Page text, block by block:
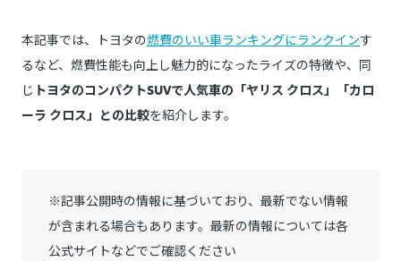
本記事では、トヨタの燃費のいい車ランキングにランクインす
るなど、燃費性能も向上し魅力的になったライズの特徴や、同
じ トヨタのコンパクトSUVで人気車の「ヤリス クロス」「カロ
ーラ クロス」との比較を紹介します。
※記事公開時の情報に基づいており、最新でない情報
が含まれる場合もあります。最新の情報については各
公式サイトなどでご確認ください